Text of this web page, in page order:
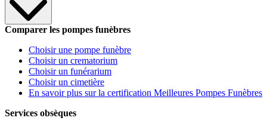
Comparer les pompes funèbres
Choisir une pompe funèbre
Choisir un crematorium
Choisir un funérarium
Choisir un cimetière
En savoir plus sur la certification Meilleures Pompes Funèbres
Services obsèques